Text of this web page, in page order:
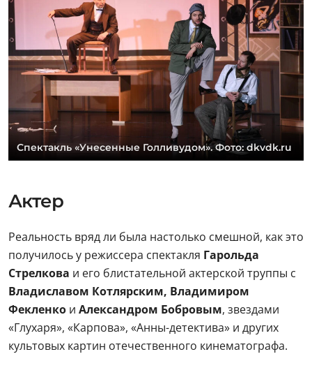
Спектакль «Унесенные Голливудом». Фото: dkvdk.ru
Актер
Реальность вряд ли была настолько смешной, как это
получилось у режиссера спектакля Гарольда
Стрелкова и его блистательной актерской труппы с
Владиславом Котлярским, Владимиром
Фекленко и Александром Бобровым, звездами
«Глухаря», «Карпова», «Анны-детектива» и других
культовых картин отечественного кинематографа.